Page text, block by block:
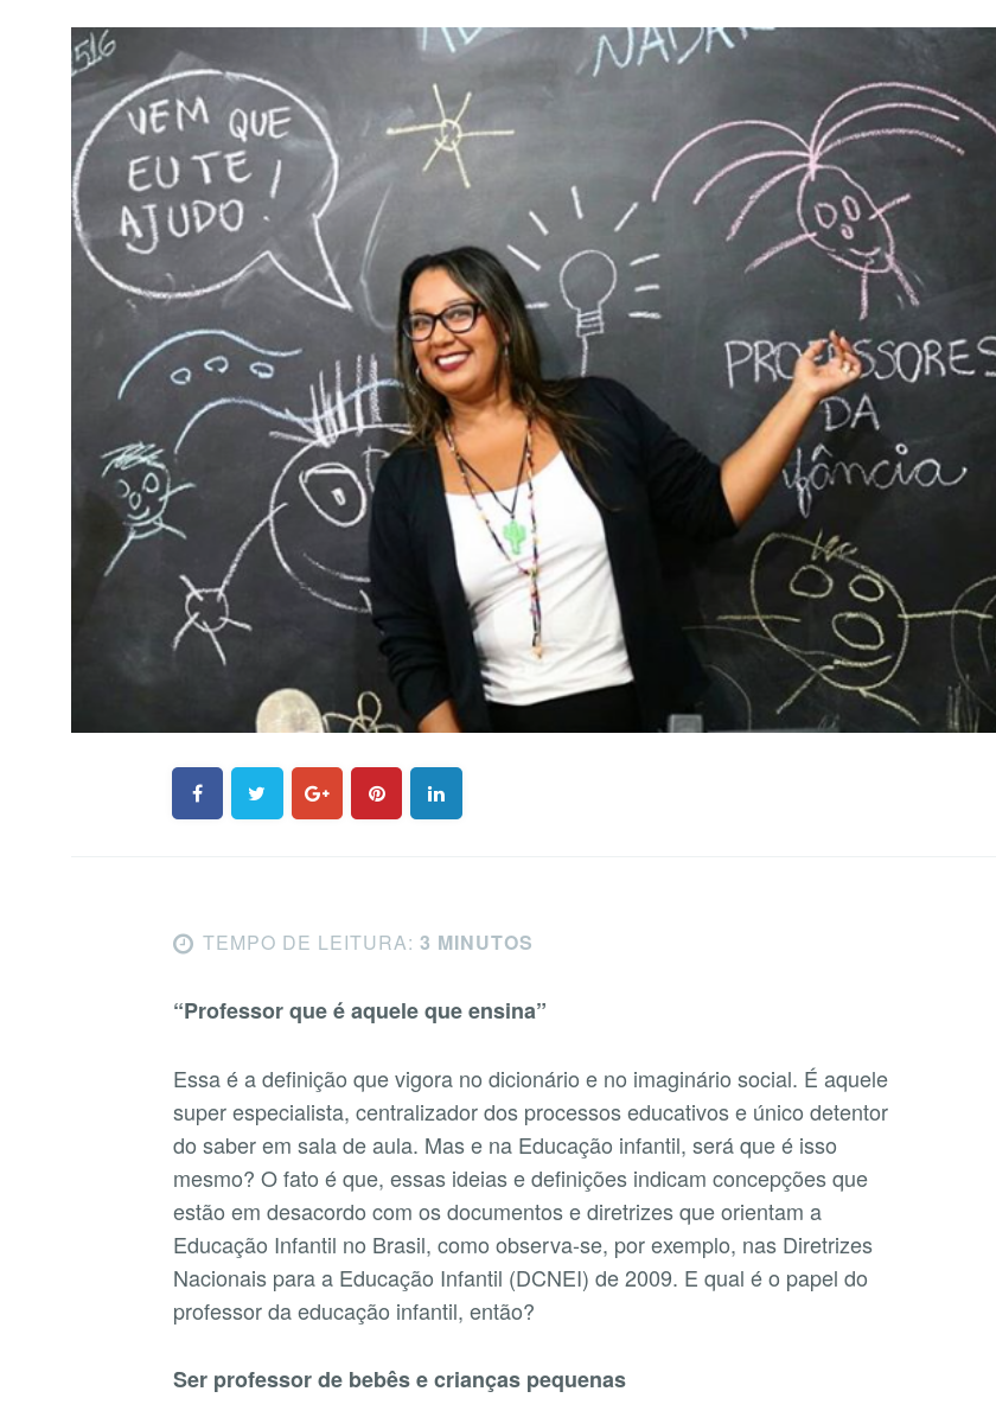
TEMPO DE LEITURA: 3 MINUTOS
“Professor que é aquele que ensina”
Essa é a definição que vigora no dicionário e no imaginário social. É aquele
super especialista, centralizador dos processos educativos e único detentor
do saber em sala de aula. Mas e na Educação infantil, será que é isso
mesmo? O fato é que, essas ideias e definições indicam concepções que
estão em desacordo com os documentos e diretrizes que orientam a
Educação Infantil no Brasil, como observa-se, por exemplo, nas Diretrizes
Nacionais para a Educação Infantil (DCNEI) de 2009. E qual é o papel do
professor da educação infantil, então?
Ser professor de bebês e crianças pequenas